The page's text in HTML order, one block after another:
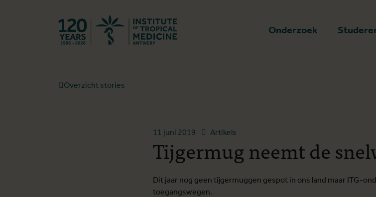
Onderzoek
Overzicht stories
11 juni 2019 Artikels
Tijgermug neemt de
Dit jaar nog geen tijgermuggen gespot in ons land maar ITG-
toegangswegen.